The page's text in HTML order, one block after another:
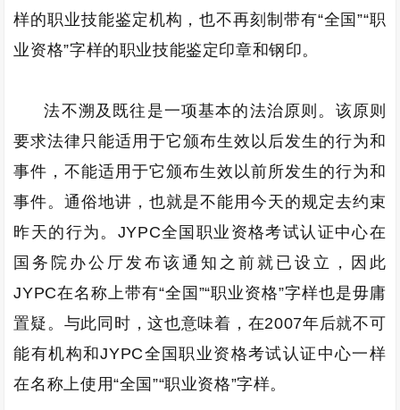
样的职业技能鉴定机构，也不再刻制带有“全国”“职
业资格”字样的职业技能鉴定印章和钢印。
法不溯及既往是一项基本的法治原则。该原则
要求法律只能适用于它颁布生效以后发生的行为和
事件，不能适用于它颁布生效以前所发生的行为和
事件。通俗地讲，也就是不能用今天的规定去约束
昨天的行为。JYPC全国职业资格考试认证中心在
国务院办公厅发布该通知之前就已设立，因此
JYPC在名称上带有“全国”“职业资格”字样也是毋庸
置疑。与此同时，这也意味着，在2007年后就不可
能有机构和JYPC全国职业资格考试认证中心一样
在名称上使用“全国”“职业资格”字样。